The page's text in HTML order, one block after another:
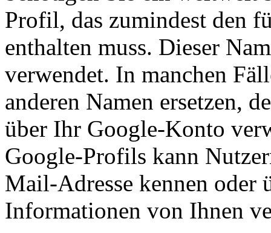
Profil, das zumindest den
enthalten muss. Dieser
verwendet. In manchen
anderen Namen ersetzen,
über Ihr Google-Konto
Google-Profils kann
Mail-Adresse kennen oder
Informationen von Ihnen